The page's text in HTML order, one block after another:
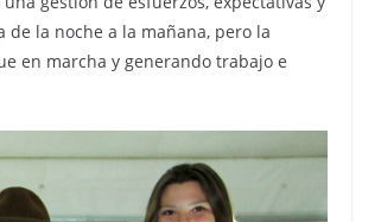
de la noche a la mañana, pero la
en marcha y generando trabajo e